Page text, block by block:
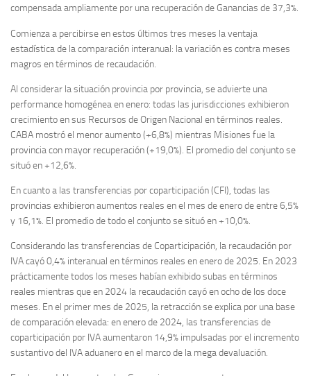
compensada ampliamente por una recuperación de Ganancias de 37,3%.
Comienza a percibirse en estos últimos tres meses la ventaja
estadística de la comparación interanual: la variación es contra meses
magros en términos de recaudación.
Al considerar la situación provincia por provincia, se advierte una
performance homogénea en enero: todas las jurisdicciones exhibieron
crecimiento en sus Recursos de Origen Nacional en términos reales.
CABA mostró el menor aumento (+6,8%) mientras Misiones fue la
provincia con mayor recuperación (+19,0%). El promedio del conjunto se
situó en +12,6%.
En cuanto a las transferencias por coparticipación (CFI), todas las
provincias exhibieron aumentos reales en el mes de enero de entre 6,5%
y 16,1%. El promedio de todo el conjunto se situó en +10,0%.
Considerando las transferencias de Coparticipación, la recaudación por
IVA cayó 0,4% interanual en términos reales en enero de 2025. En 2023
prácticamente todos los meses habían exhibido subas en términos
reales mientras que en 2024 la recaudación cayó en ocho de los doce
meses. En el primer mes de 2025, la retracción se explica por una base
de comparación elevada: en enero de 2024, las transferencias de
coparticipación por IVA aumentaron 14,9% impulsadas por el incremento
sustantivo del IVA aduanero en el marco de la mega devaluación.